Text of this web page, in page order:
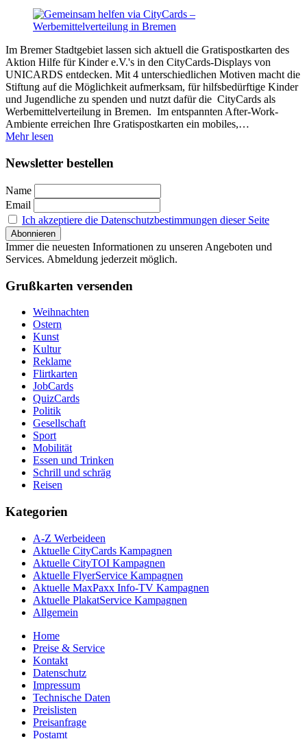
Im Bremer Stadtgebiet lassen sich aktuell die Gratispostkarten des
Aktion Hilfe für Kinder e.V.'s in den CityCards-Displays von
UNICARDS entdecken. Mit 4 unterschiedlichen Motiven macht die
Stiftung auf die Möglichkeit aufmerksam, für hilfsbedürftige Kinder
und Jugendliche zu spenden und nutzt dafür die CityCards als
Werbemittelverteilung in Bremen. Im entspannten After-Work-
Ambiente erreichen Ihre Gratispostkarten ein mobiles,…
Mehr lesen
Newsletter bestellen
Name
Email
Ich akzeptiere die Datenschutzbestimmungen dieser Seite
Immer die neuesten Informationen zu unseren Angeboten und
Services. Abmeldung jederzeit möglich.
Grußkarten versenden
Weihnachten
Ostern
Kunst
Kultur
Reklame
Flirtkarten
JobCards
QuizCards
Politik
Gesellschaft
Sport
Mobilität
Essen und Trinken
Schrill und schräg
Reisen
Kategorien
A-Z Werbeideen
Aktuelle CityCards Kampagnen
Aktuelle CityTOI Kampagnen
Aktuelle FlyerService Kampagnen
Aktuelle MaxPaxx Info-TV Kampagnen
Aktuelle PlakatService Kampagnen
Allgemein
Home
Preise & Service
Kontakt
Datenschutz
Impressum
Technische Daten
Preislisten
Preisanfrage
Postamt